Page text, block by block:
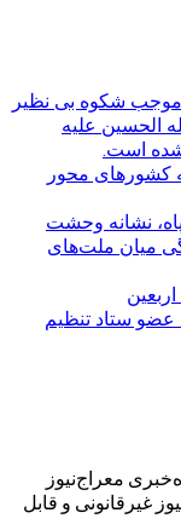
موجب شکوه بی نظیر
الحسین علیه
است.
کشورهای محور
نشانه‌ وحشت
میان ملت‌های
عضو ستاد تنظیم
معراج‌نیوز
غیرقانونی و قابل